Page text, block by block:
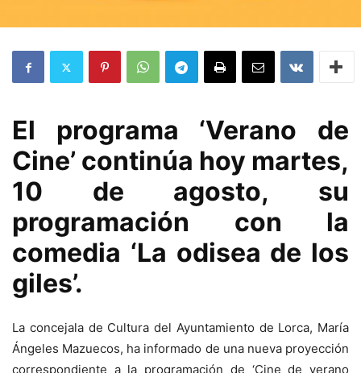
El programa ‘Verano de
Cine’ continúa hoy martes,
10 de agosto, su
programación con la
comedia ‘La odisea de los
giles’.
La concejala de Cultura del Ayuntamiento de Lorca, María
Ángeles Mazuecos, ha informado de una nueva proyección
correspondiente a la programación de ‘Cine de verano